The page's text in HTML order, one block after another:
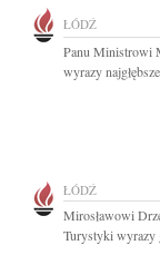
ŁÓDŹ
Panu Ministrowi
wyrazy
ŁÓDŹ
Mirosławowi
Turystyki wyrazy